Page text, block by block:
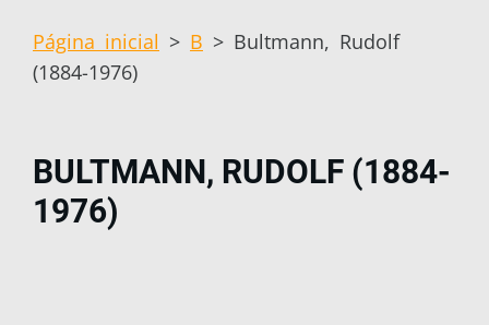
Página inicial > B > Bultmann, Rudolf
(1884-1976)
BULTMANN, RUDOLF (1884-
1976)